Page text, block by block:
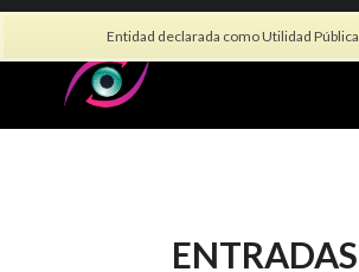
Entidad declarada como Utilidad Pública
info@asociacionauvea.es
ENTRADAS